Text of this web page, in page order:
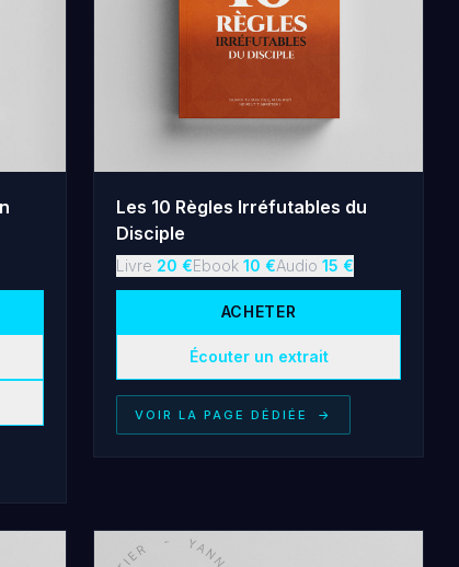
Les 10 Règles Irréfutables du
Disciple
Livre 20 €Ebook 10 €Audio 15 €
ACHETER
Écouter un extrait
VOIR LA PAGE DÉDIÉE →